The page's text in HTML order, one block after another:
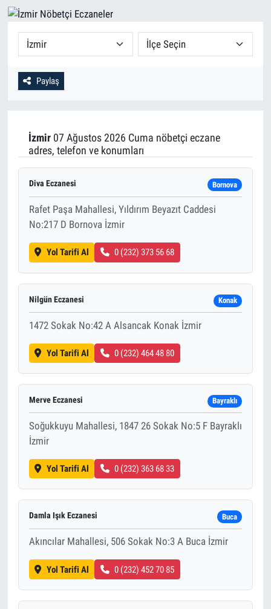
Paylaş
İzmir07 Ağustos 2026 Cuma nöbetçi eczane
adres, telefon ve konumları
Diva Eczanesi Bornova
Rafet Paşa Mahallesi, Yıldırım Beyazıt Caddesi
No:217 D Bornova İzmir
Yol Tarifi Al 0 (232) 373 56 68
Nilgün Eczanesi Konak
1472 Sokak No:42 A Alsancak Konak İzmir
Yol Tarifi Al 0 (232) 464 48 80
Merve Eczanesi Bayraklı
Soğukkuyu Mahallesi, 1847 26 Sokak No:5 F Bayraklı
İzmir
Yol Tarifi Al 0 (232) 363 68 33
Damla Işık Eczanesi Buca
Akıncılar Mahallesi, 506 Sokak No:3 A Buca İzmir
Yol Tarifi Al 0 (232) 452 70 85